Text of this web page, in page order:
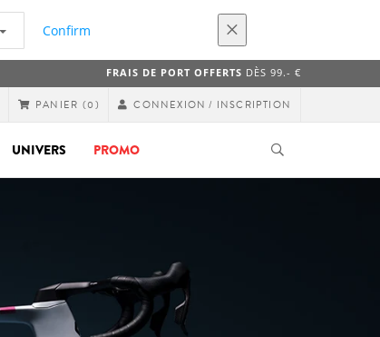
Confirm
FRAIS DE PORT OFFERTS DÈS 99.- €
PANIER (0) CONNEXION / INSCRIPTION
UNIVERS PROMO